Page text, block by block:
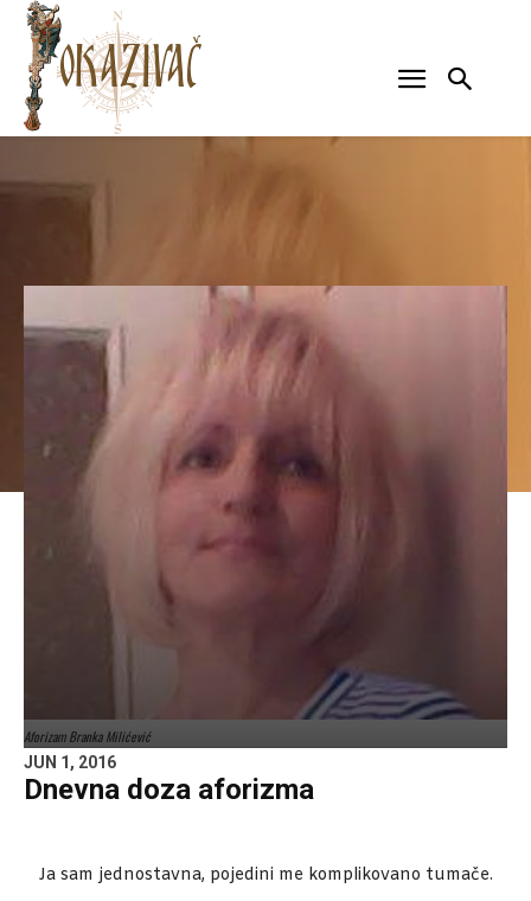
Aforizam Branka Milićević
JUN 1, 2016
Dnevna doza aforizma
Ja sam jednostavna, pojedini me komplikovano tumače.